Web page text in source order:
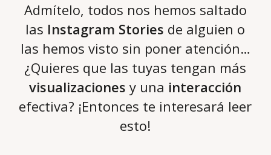
Admítelo, todos nos hemos saltado
las Instagram Stories de alguien o
las hemos visto sin poner atención…
¿Quieres que las tuyas tengan más
visualizaciones y una interacción
efectiva? ¡Entonces te interesará leer
esto!